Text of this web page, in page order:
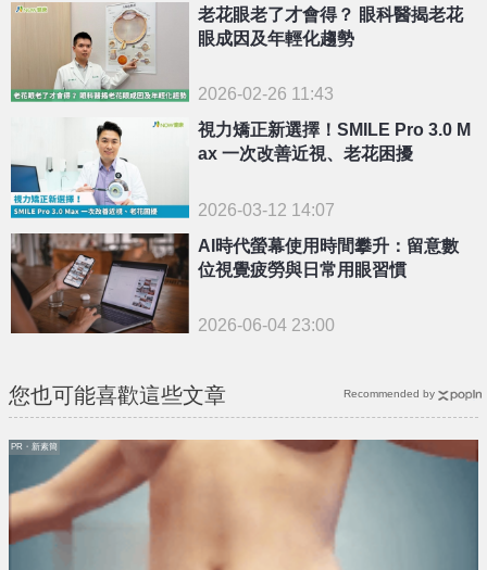
老花眼老了才會得？ 眼科醫揭老花
眼成因及年輕化趨勢
2026-02-26 11:43
視力矯正新選擇！SMILE Pro 3.0 M
ax 一次改善近視、老花困擾
2026-03-12 14:07
AI時代螢幕使用時間攀升：留意數
位視覺疲勞與日常用眼習慣
2026-06-04 23:00
您也可能喜歡這些文章
PR・新素簡
Recommended by